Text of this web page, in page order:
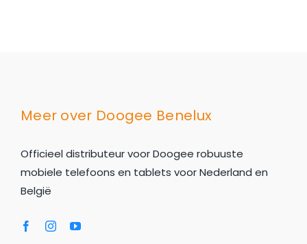
Meer over Doogee Benelux
Officieel distributeur voor Doogee robuuste
mobiele telefoons en tablets voor Nederland en
België